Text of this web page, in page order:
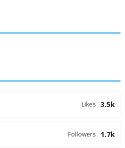
3.5k
Likes
1.7k
Followers